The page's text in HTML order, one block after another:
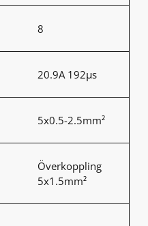
8
20.9A 192μs
5x0.5-2.5mm²
Överkoppling
5x1.5mm²